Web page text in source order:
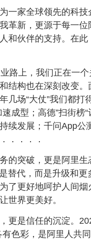
一家全球领先的科
革新，更源于每一
和伙伴的支持。在
路上，我们正在一
结构也在深刻改变
几场“大仗”我们都
成型；高德”扫街榜
续发展；千问App公
．．．．
的突破，更是阿里
替代，而是升级和
了更好地呵护人间
世界更美好。
更是信任的沉淀。
色彩，是阿里人共